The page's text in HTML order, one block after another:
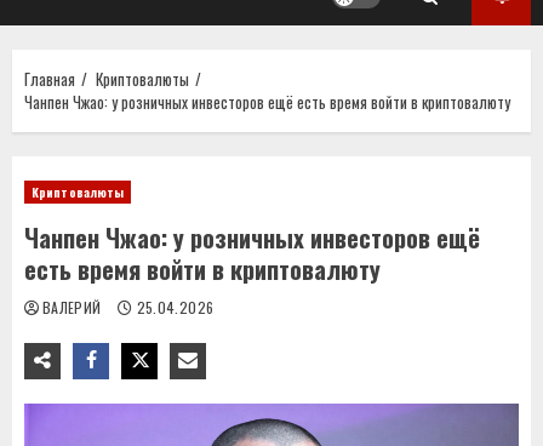
Главная
Криптовалюты
Чанпен Чжао: у розничных инвесторов ещё есть время войти в криптовалюту
Криптовалюты
Чанпен Чжао: у розничных инвесторов ещё
есть время войти в криптовалюту
ВАЛЕРИЙ 25.04.2026